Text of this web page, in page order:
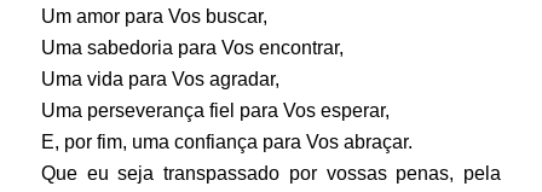
Um amor para Vos buscar,
Uma sabedoria para Vos encontrar,
Uma vida para Vos agradar,
Uma perseverança fiel para Vos esperar,
E, por fim, uma confiança para Vos abraçar.
Que eu seja transpassado por vossas penas, pela